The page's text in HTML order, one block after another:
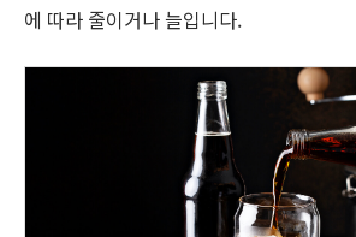
에 따라 줄이거나 늘입니다.